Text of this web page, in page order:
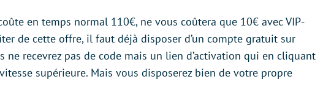
en temps normal 110€, ne vous coûtera que 10€ avec VIP-
de cette offre, il faut déjà disposer d’un compte gratuit sur
ne recevrez pas de code mais un lien d’activation qui en cliquant
supérieure. Mais vous disposerez bien de votre propre